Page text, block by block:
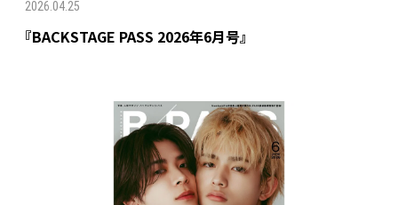
2026.04.25
『BACKSTAGE PASS 2026年6月号』